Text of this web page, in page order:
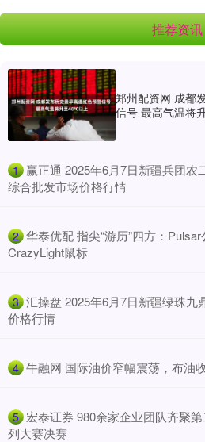
推荐资讯
郑州配资网 成都
信号 最高气温将
1 赢正通 2025年6月7日新疆兵团农
综合批发市场价格行情
2 华泰优配 指尖“游历”四方：
CrazyLight鼠标
3 汇操盘 2025年6月7日新疆绿珠九
价格行情
4 牛融网 国际油价窄幅震荡，布油
5 宏泰证券 980余家企业团队齐聚
列大赛决赛